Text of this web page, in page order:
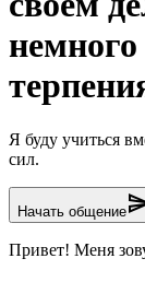
Я буду учиться
сил.
Начать общение
Привет! Меня